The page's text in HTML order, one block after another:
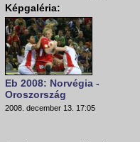
Képgaléria:
Eb 2008: Norvégia -
Oroszország
2008. december 13. 17:05